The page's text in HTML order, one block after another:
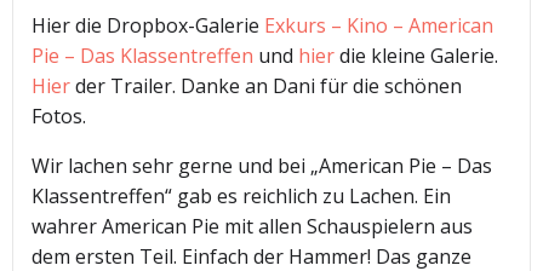
Hier die Dropbox-Galerie Exkurs – Kino – American
Pie – Das Klassentreffen und hierdie kleine Galerie.
Hierder Trailer. Danke an Dani für die schönen
Fotos.
Wir lachen sehr gerne und bei „American Pie – Das
Klassentreffen“ gab es reichlich zu Lachen. Ein
wahrer American Pie mit allen Schauspielern aus
dem ersten Teil. Einfach der Hammer! Das ganze